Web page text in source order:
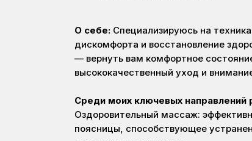
О себе: Специализируюсь на
дискомфорта и восстановление
— вернуть вам комфортное
высококачественный уход и
Среди моих ключевых направлений
Оздоровительный массаж:
поясницы, способствующее